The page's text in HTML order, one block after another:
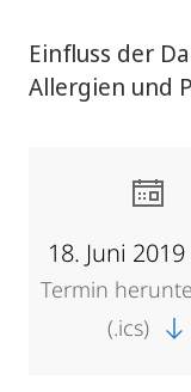
Einfluss der
Allergien und
18. Juni
Termin
(.ics)